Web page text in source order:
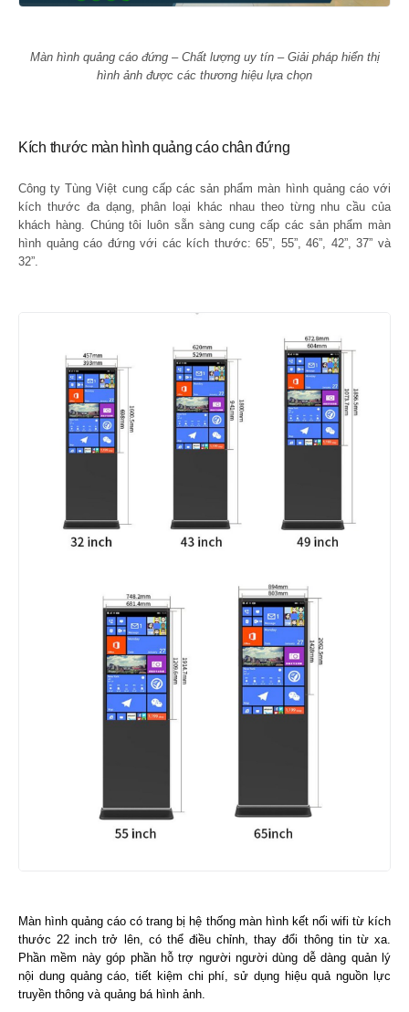
Màn hình quảng cáo đứng – Chất lượng uy tín – Giải pháp hiển thị
hình ảnh được các thương hiệu lựa chọn
Kích thước màn hình quảng cáo chân đứng
Công ty Tùng Việt cung cấp các sản phẩm màn hình quảng cáo với
kích thước đa dạng, phân loại khác nhau theo từng nhu cầu của
khách hàng. Chúng tôi luôn sẵn sàng cung cấp các sản phẩm màn
hình quảng cáo đứng với các kích thước: 65”, 55”, 46”, 42”, 37” và
32”.
Màn hình quảng cáo có trang bị hệ thống màn hình kết nối wifi từ kích
thước 22 inch trở lên, có thể điều chỉnh, thay đổi thông tin từ xa.
Phần mềm này góp phần hỗ trợ người người dùng dễ dàng quản lý
nội dung quảng cáo, tiết kiệm chi phí, sử dụng hiệu quả nguồn lực
truyền thông và quảng bá hình ảnh.